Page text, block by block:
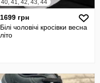
40, 41, 42, 43, 44
1699 грн
Білі чоловічі кросівки весна
літо